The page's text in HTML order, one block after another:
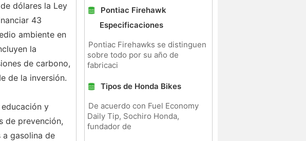
dólares la Ley
43
ambiente en
la
de carbono,
de la inversión.
y
de prevención,
gasolina de
Pontiac Firehawk
Especificaciones
Pontiac Firehawks se distinguen
sobre todo por su año de
fabricaci
Tipos de Honda Bikes
De acuerdo con Fuel Economy
Daily Tip, Sochiro Honda,
fundador de